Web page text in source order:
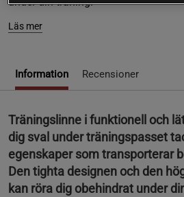
Läs mer
Information Recensioner
Träningslinne i funktionell och
dig sval under träningspasset
egenskaper som transporterar
Den tighta designen och den
kan röra dig obehindrat under